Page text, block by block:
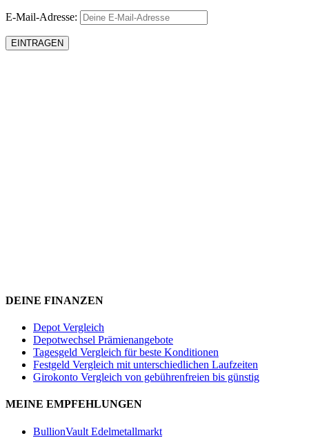
E-Mail-Adresse:
DEINE FINANZEN
Depot Vergleich
Depotwechsel Prämienangebote
Tagesgeld Vergleich für beste Konditionen
Festgeld Vergleich mit unterschiedlichen Laufzeiten
Girokonto Vergleich von gebührenfreien bis günstig
MEINE EMPFEHLUNGEN
BullionVault Edelmetallmarkt